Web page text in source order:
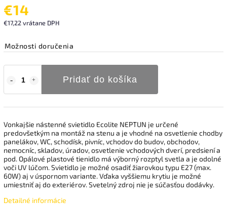
€14
€17,22 vrátane DPH
Možnosti doručenia
Pridať do košíka
Vonkajšie nástenné svietidlo Ecolite NEPTUN je určené
predovšetkým na montáž na stenu a je vhodné na osvetlenie chodby
panelákov, WC, schodísk, pivníc, vchodov do budov, obchodov,
nemocníc, skladov, úradov, osvetlenie vchodových dverí, predsiení a
pod. Opálové plastové tienidlo má výborný rozptyl svetla a je odolné
voči UV lúčom. Svietidlo je možné osadiť žiarovkou typu E27 (max.
60W) aj v úspornom variante. Vďaka vyššiemu krytiu je možné
umiestniť aj do exteriérov. Svetelný zdroj nie je súčasťou dodávky.
Detailné informácie